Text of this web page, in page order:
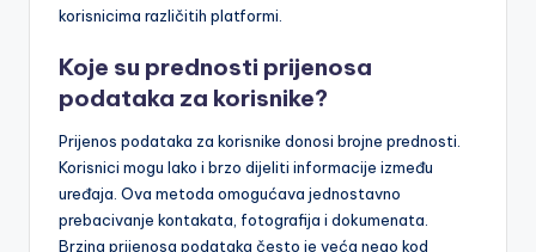
korisnicima različitih platformi.
Koje su prednosti prijenosa
podataka za korisnike?
Prijenos podataka za korisnike donosi brojne prednosti.
Korisnici mogu lako i brzo dijeliti informacije između
uređaja. Ova metoda omogućava jednostavno
prebacivanje kontakata, fotografija i dokumenata.
Brzina prijenosa podataka često je veća nego kod